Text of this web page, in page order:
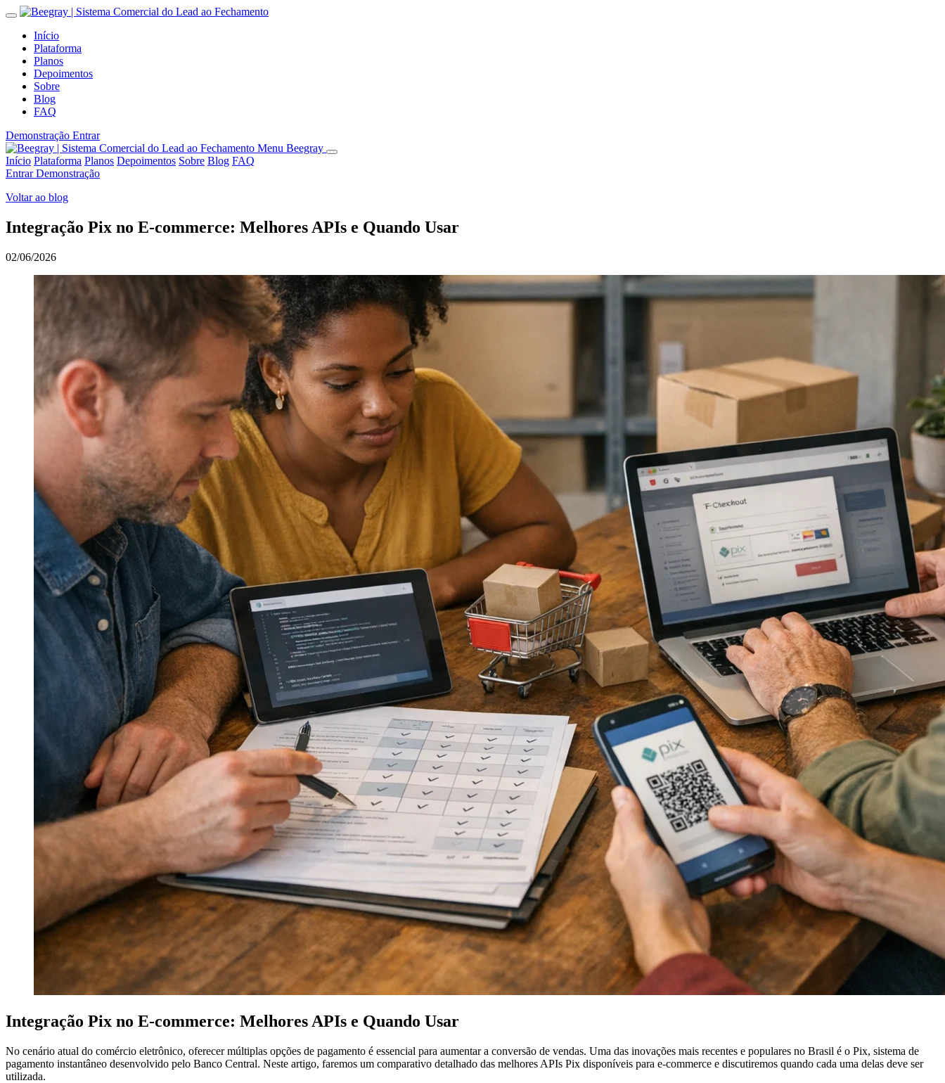
Início
Plataforma
Planos
Depoimentos
Sobre
Blog
FAQ
Demonstração Entrar
Menu Beegray
Início Plataforma Planos Depoimentos Sobre Blog FAQ
EntrarDemonstração
Voltar ao blog
Integração Pix no E-commerce: Melhores APIs e Quando Usar
02/06/2026
Integração Pix no E-commerce: Melhores APIs e Quando Usar
No cenário atual do comércio eletrônico, oferecer múltiplas opções de pagamento é essencial para aumentar a conversão de vendas. Uma das inovações mais recentes e populares no Brasil é o Pix, sistema de
pagamento instantâneo desenvolvido pelo Banco Central. Neste artigo, faremos um comparativo detalhado das melhores APIs Pix disponíveis para e-commerce e discutiremos quando cada uma delas deve ser
utilizada.